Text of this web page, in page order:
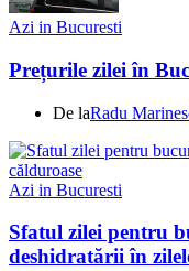
Azi in Bucuresti
Prețurile zilei în
De laRadu
Azi in Bucuresti
Sfatul zilei pentru
deshidratării în